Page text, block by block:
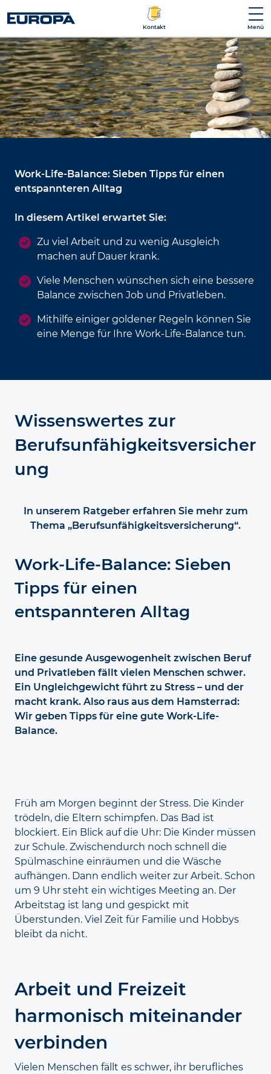
Kontakt Menü
Work-Life-Balance: Sieben Tipps für einen
entspannteren Alltag
In diesem Artikel erwartet Sie:
Zu viel Arbeit und zu wenig Ausgleich
machen auf Dauer krank.
Viele Menschen wünschen sich eine bessere
Balance zwischen Job und Privatleben.
Mithilfe einiger goldener Regeln können Sie
eine Menge für Ihre Work-Life-Balance tun.
Wissenswertes zur
Berufsunfähigkeitsversicher
ung
In unserem Ratgeber erfahren Sie mehr zum
Thema „Berufsunfähigkeitsversicherung“.
Work-Life-Balance: Sieben
Tipps für einen
entspannteren Alltag
Eine gesunde Aus­gewogen­heit zwischen Beruf
und Privat­leben fällt vielen Menschen schwer.
Ein Ungleich­gewicht führt zu Stress – und der
macht krank. Also raus aus dem Hamster­rad:
Wir geben Tipps für eine gute Work-Life-
Balance.
Früh am Morgen beginnt der Stress. Die Kinder
trödeln, die Eltern schimpfen. Das Bad ist
blockiert. Ein Blick auf die Uhr: Die Kinder müssen
zur Schule. Zwischendurch noch schnell die
Spülmaschine einräumen und die Wäsche
aufhängen. Dann endlich weiter zur Arbeit. Schon
um 9 Uhr steht ein wichtiges Meeting an. Der
Arbeitstag ist lang und gespickt mit
Überstunden. Viel Zeit für Familie und Hobbys
bleibt da nicht.
Arbeit und Freizeit
harmonisch miteinander
verbinden
Vielen Menschen fällt es schwer, ihr berufliches